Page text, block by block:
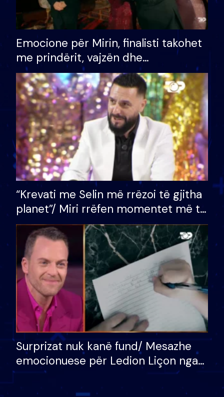
Emocione për Mirin, finalisti takohet
me prindërit, vajzën dhe
bashkëshorten: S’kemi ndonjë letër
divorci apo jo?
“Krevati me Selin më rrëzoi të gjitha
planet”/ Miri rrëfen momentet më të
bukura në shtëpinë e BB VIP: Do më
mungojë zilja e mëngjesit kur…
Surprizat nuk kanë fund/ Mesazhe
emocionuese për Ledion Liçon nga
nëna dhe fëmijët e tij, moderatori
nuk i mban dot lotët: Nuk meritoj…